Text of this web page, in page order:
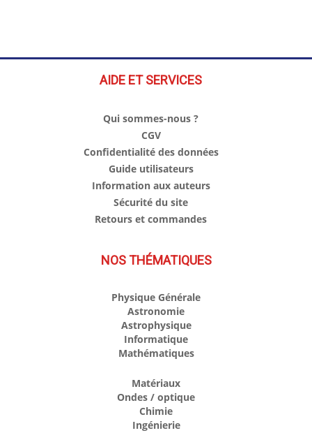
AIDE ET SERVICES
Qui sommes-nous ?
CGV
Confidentialité des données
Guide utilisateurs
Information aux auteurs
Sécurité du site
Retours et commandes
NOS THÉMATIQUES
Physique Générale
Astronomie
Astrophysique
Informatique
Mathématiques
Matériaux
Ondes / optique
Chimie
Ingénierie